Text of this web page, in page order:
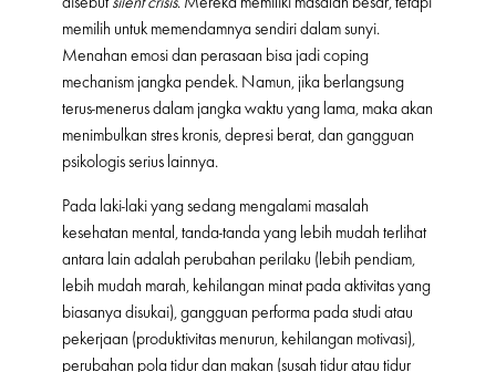
memilih untuk memendamnya sendiri dalam sunyi.
Menahan emosi dan perasaan bisa jadi coping
mechanism jangka pendek. Namun, jika berlangsung
terus-menerus dalam jangka waktu yang lama, maka akan
menimbulkan stres kronis, depresi berat, dan gangguan
psikologis serius lainnya.
Pada laki-laki yang sedang mengalami masalah
kesehatan mental, tanda-tanda yang lebih mudah terlihat
antara lain adalah perubahan perilaku (lebih pendiam,
lebih mudah marah, kehilangan minat pada aktivitas yang
biasanya disukai), gangguan performa pada studi atau
pekerjaan (produktivitas menurun, kehilangan motivasi),
perubahan pola tidur dan makan (susah tidur atau tidur